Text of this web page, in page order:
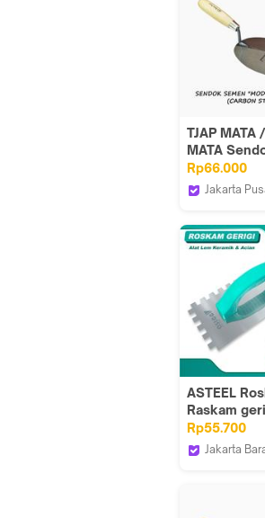
TJAP MATA
MATA
Cetok
Djakarta 7" -
Steel
Rp66.000
Jakarta
ASTEEL
Raskam
alat pasang
sendok
Rp55.700
Jakarta